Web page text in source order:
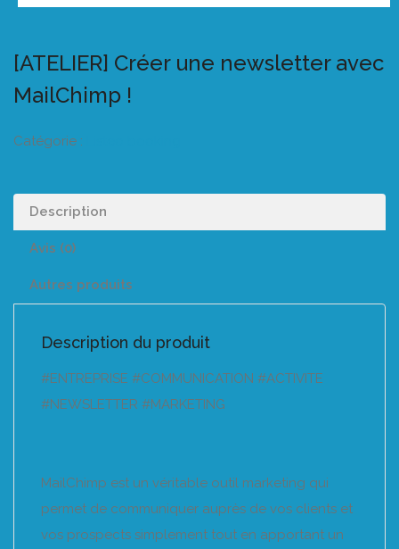
[ATELIER] Créer une newsletter avec
MailChimp !
Catégorie :
Description
Avis (0)
Autres produits
Description du produit
#ENTREPRISE #COMMUNICATION #ACTIVITE
#NEWSLETTER #MARKETING
MailChimp est un véritable outil marketing qui
permet de communiquer auprès de vos clients et
vos prospects simplement tout en apportant un